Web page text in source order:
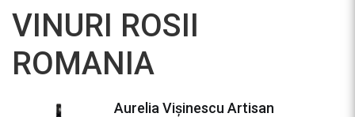
VINURI ROSII
ROMANIA
Aurelia Vișinescu Artisan